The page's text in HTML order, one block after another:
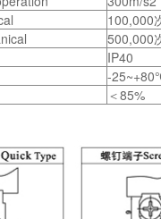
100,000
500,000
IP40
-
＜85%